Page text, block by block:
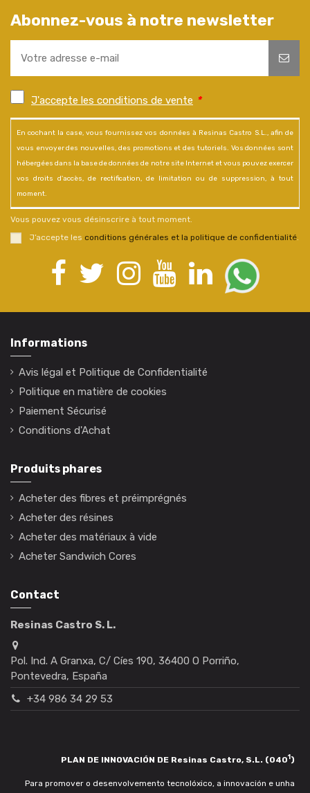
Abonnez-vous à notre newsletter
J'accepte les conditions de vente *
En cochant la case, vous fournissez vos données à Resinas Castro S.L., afin de
vous envoyer des nouvelles, des promotions et des tutoriels. Vos données sont
hébergées dans la base de données de notre site Internet et vous pouvez exercer
vos droits d'accès, de rectification, de limitation ou de suppression, à tout
moment.
Vous pouvez vous désinscrire à tout moment.
J’accepte les conditions générales et la politique de confidentialité.
Informations
Avis légal et Politique de Confidentialité
Politique en matière de cookies
Paiement Sécurisé
Conditions d'Achat
Produits phares
Acheter des fibres et préimprégnés
Acheter des résines
Acheter des matériaux à vide
Acheter Sandwich Cores
Contact
Resinas Castro S. L.
Pol. Ind. A Granxa, C/ Cíes 190, 36400 O Porriño,
Pontevedra, España
+34 986 34 29 53
PLAN DE INNOVACIÓN DE Resinas Castro, S.L. (0401)
Para promover o desenvolvemento tecnolóxico, a innovación e unha